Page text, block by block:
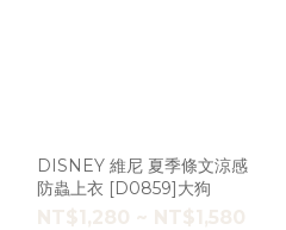
DISNEY 維尼 夏季條文涼感
防蟲上衣 [D0859]大狗
NT$1,280 ~ NT$1,580